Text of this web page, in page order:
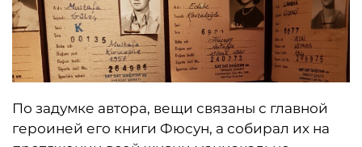
По задумке автора, вещи связаны с главной
героиней его книги Фюсун, а собирал их на